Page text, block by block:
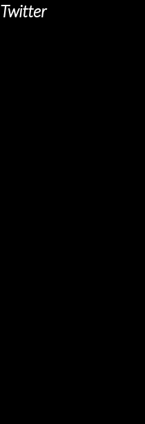
Twitter